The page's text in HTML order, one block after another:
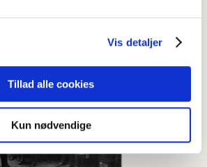
Vis detaljer
Tillad alle cookies
Kun nødvendige